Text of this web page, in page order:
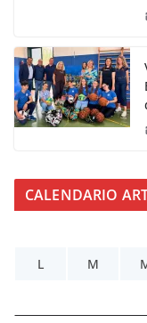
CALENDARIO
L
M